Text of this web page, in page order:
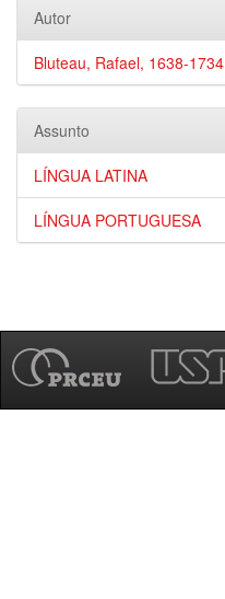
Autor
Bluteau, Rafael, 1638-1734
Assunto
LÍNGUA LATINA
LÍNGUA PORTUGUESA